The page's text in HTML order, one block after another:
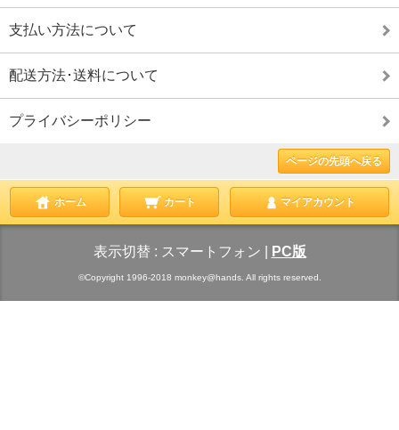
支払い方法について
配送方法･送料について
プライバシーポリシー
ページの先頭へ戻る
ホーム カート マイアカウント
表示切替 : スマートフォン PC版
©Copyright 1996-2018 monkey@hands. All rights reserved.